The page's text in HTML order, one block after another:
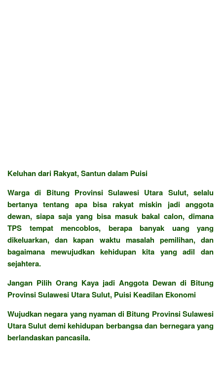
Keluhan dari Rakyat, Santun dalam Puisi
Warga di Bitung Provinsi Sulawesi Utara Sulut, selalu
bertanya tentang apa bisa rakyat miskin jadi anggota
dewan, siapa saja yang bisa masuk bakal calon, dimana
TPS tempat mencoblos, berapa banyak uang yang
dikeluarkan, dan kapan waktu masalah pemilihan, dan
bagaimana mewujudkan kehidupan kita yang adil dan
sejahtera.
Jangan Pilih Orang Kaya jadi Anggota Dewan di Bitung
Provinsi Sulawesi Utara Sulut, Puisi Keadilan Ekonomi
Wujudkan negara yang nyaman di Bitung Provinsi Sulawesi
Utara Sulut demi kehidupan berbangsa dan bernegara yang
berlandaskan pancasila.